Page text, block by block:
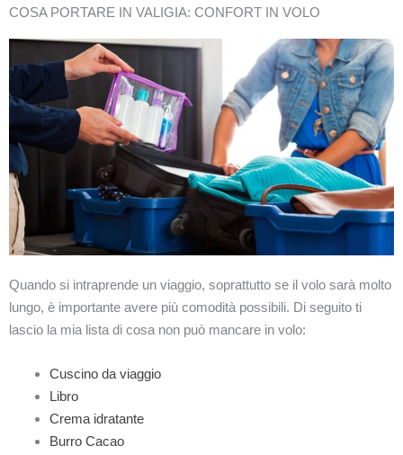
COSA PORTARE IN VALIGIA: CONFORT IN VOLO
Quando si intraprende un viaggio, soprattutto se il volo sarà molto
lungo, è importante avere più comodità possibili. Di seguito ti
lascio la mia lista di cosa non può mancare in volo:
Cuscino da viaggio
Libro
Crema idratante
Burro Cacao